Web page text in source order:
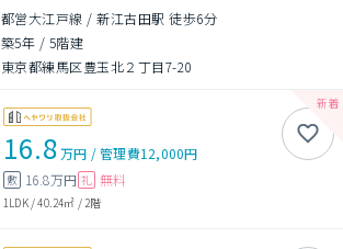
都営大江戸線 / 新江古田駅 徒歩6分
築5年 / 5階建
東京都練馬区豊玉北２丁目7-20
16.8万円 /管理費12,000円
敷 16.8万円 礼 無料
1LDK/40.24㎡ /2階